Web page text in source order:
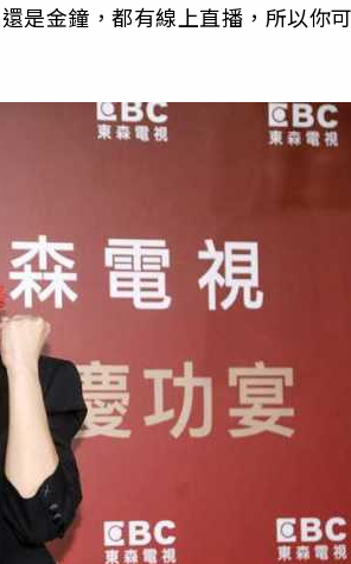
是金鐘，都有線上直播，所以你